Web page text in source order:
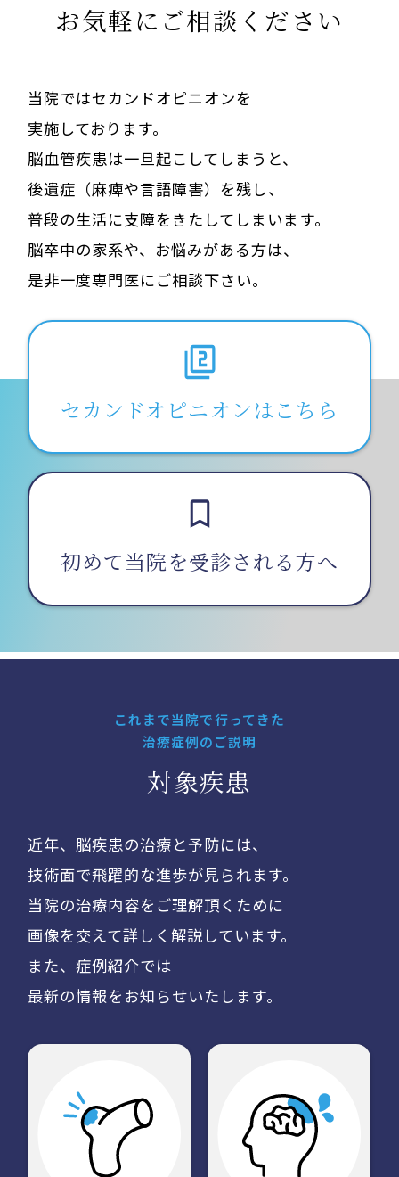
お気軽にご相談ください
当院ではセカンドオピニオンを
実施しております。
脳血管疾患は一旦起こしてしまうと、
後遺症（麻痺や言語障害）を残し、
普段の生活に支障をきたしてしまいます。
脳卒中の家系や、お悩みがある方は、
是非一度専門医にご相談下さい。
セカンドオピニオンはこちら
初めて当院を受診される方へ
これまで当院で行ってきた
治療症例のご説明
対象疾患
近年、脳疾患の治療と予防には、
技術面で飛躍的な進歩が見られます。
当院の治療内容をご理解頂くために
画像を交えて詳しく解説しています。
また、症例紹介では
最新の情報をお知らせいたします。